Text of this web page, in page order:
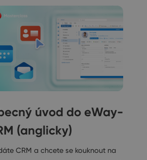
úvod do eWay-
(anglicky)
CRM a chcete se kouknout na